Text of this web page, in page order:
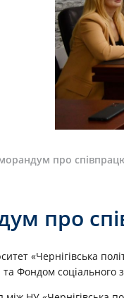
про
про
«Чернігівська
та Фондом соціального